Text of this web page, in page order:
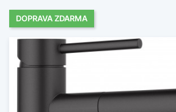
DOPRAVA ZDARMA